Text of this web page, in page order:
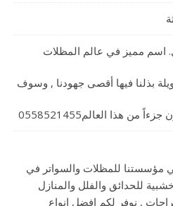
اسم مميز في عالم المظلات
بذلنا فيها أقصى جهودنا , وسوف
هذا العالم0558521455
للمظلات والسواتر في
للحدائق والفلل والمنازل
, نوفر لكم افضل انواع